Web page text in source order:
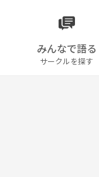
みんなで語る
サークルを探す